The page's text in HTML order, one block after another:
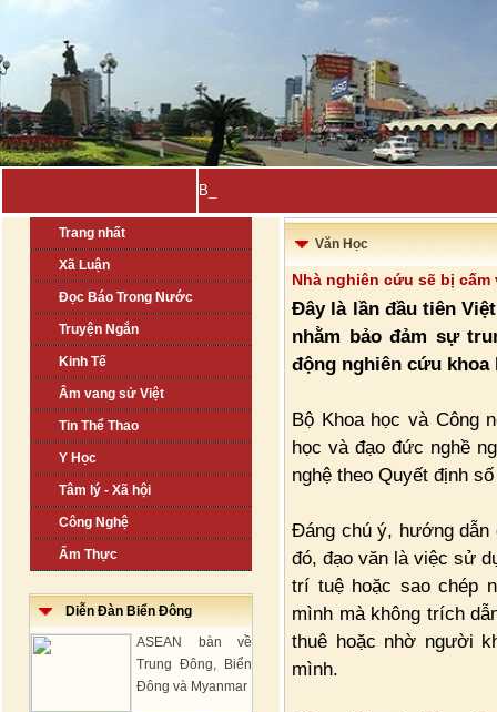
Bahrain, Kuwait tuyê-
Trang nhất
Xã Luận
Đọc Báo Trong Nước
Truyện Ngắn
Kinh Tế
Âm vang sử Việt
Tin Thể Thao
Y Học
Tâm lý - Xã hội
Công Nghệ
Ẩm Thực
Diễn Đàn Biển Đông
ASEAN bàn về
Trung Đông, Biển
Đông và Myanmar
Văn Học
Nhà nghiên cứu sẽ bị
Đây là lần đầu tiên
nhằm bảo đảm sự
động nghiên cứu khoa
Bộ Khoa học và Công
học và đạo đức nghề
nghệ theo Quyết định
Đáng chú ý, hướng dẫn
đó, đạo văn là việc sử
trí tuệ hoặc sao chép
mình mà không trích
thuê hoặc nhờ người
mình.